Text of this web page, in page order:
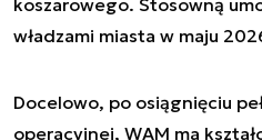
władzami miasta w maju
Docelowo, po osiągnięciu
operacyjnej, WAM ma